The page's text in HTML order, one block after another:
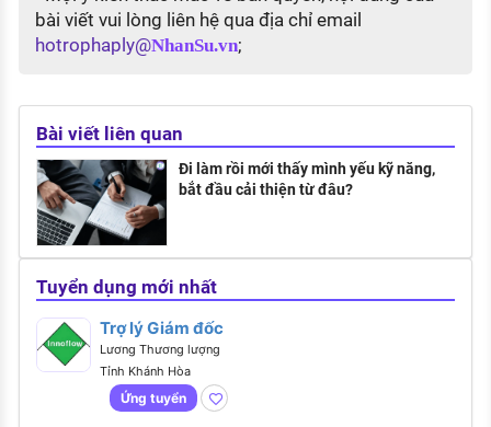
bài viết vui lòng liên hệ qua địa chỉ email
hotrophaply@NhanSu.vn;
Bài viết liên quan
Đi làm rồi mới thấy mình yếu kỹ năng,
bắt đầu cải thiện từ đâu?
Tuyển dụng mới nhất
Trợ lý Giám đốc
Lương Thương lượng
Tỉnh Khánh Hòa
Ứng tuyển